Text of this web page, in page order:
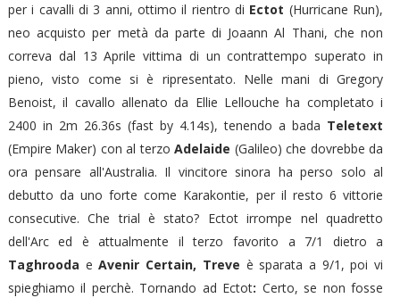
per i cavalli di 3 anni, ottimo il rientro di Ectot (Hurricane Run),
neo acquisto per metà da parte di Joaann Al Thani, che non
correva dal 13 Aprile vittima di un contrattempo superato in
pieno, visto come si è ripresentato. Nelle mani di Gregory
Benoist, il cavallo allenato da Ellie Lellouche ha completato i
2400 in 2m 26.36s (fast by 4.14s), tenendo a bada Teletext
(Empire Maker) con al terzoAdelaide (Galileo) che dovrebbe da
ora pensare all'Australia. Il vincitore sinora ha perso solo al
debutto da uno forte come Karakontie, per il resto 6 vittorie
consecutive. Che trial è stato? Ectot irrompe nel quadretto
dell'Arc ed è attualmente il terzo favorito a 7/1 dietro a
Taghrooda eAvenir Certain, Treve è sparata a 9/1, poi vi
spieghiamo il perchè. Tornando ad Ectot: Certo, se non fosse